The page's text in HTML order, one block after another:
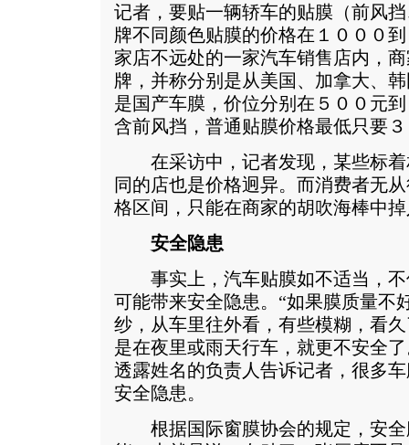
记者，要贴一辆轿车的贴膜（前风
牌不同颜色贴膜的价格在１０００
家店不远处的一家汽车销售店内，
牌，并称分别是从美国、加拿大、
是国产车膜，价位分别在５００元
含前风挡，普通贴膜价格最低只要
在采访中，记者发现，某些标着
同的店也是价格迥异。而消费者无
格区间，只能在商家的胡吹海棒中
安全隐患
事实上，汽车贴膜如不适当，不
可能带来安全隐患。“如果膜质量不
纱，从车里往外看，有些模糊，看
是在夜里或雨天行车，就更不安全
透露姓名的负责人告诉记者，很多
安全隐患。
根据国际窗膜协会的规定，安全